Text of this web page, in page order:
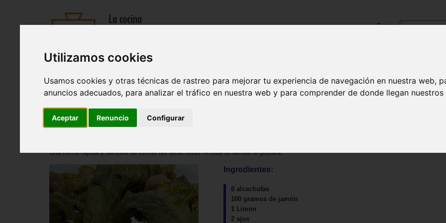
Utilizamos cookies
Usamos cookies y otras técnicas de rastreo para mejorar tu experiencia de navegación en nuestra web,
anuncios adecuados, para analizar el tráfico en nuestra web y para comprender de donde llegan nuestros
Aceptar Renuncio Configurar
Busca:
Entrantes|Sopas y cremas| Pastas y arroces |Ensaladas|Pescados y mariscos| Carnes y aves|Postres|Bebida
Alcachofas con jamón
Una forma rápida y sencilla de comer las alcachofas. A toda la familia le gustará.
Ingredientes:
8 alcachofas
100 gramos de jamón
1 Limon
2 ajos